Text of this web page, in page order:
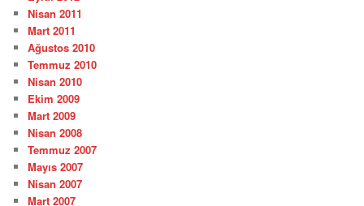
Nisan 2011
Mart 2011
Ağustos 2010
Temmuz 2010
Nisan 2010
Ekim 2009
Mart 2009
Nisan 2008
Temmuz 2007
Mayıs 2007
Nisan 2007
Mart 2007